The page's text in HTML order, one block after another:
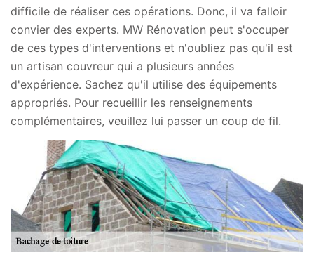
difficile de réaliser ces opérations. Donc, il va falloir
convier des experts. MW Rénovation peut s'occuper
de ces types d'interventions et n'oubliez pas qu'il est
un artisan couvreur qui a plusieurs années
d'expérience. Sachez qu'il utilise des équipements
appropriés. Pour recueillir les renseignements
complémentaires, veuillez lui passer un coup de fil.